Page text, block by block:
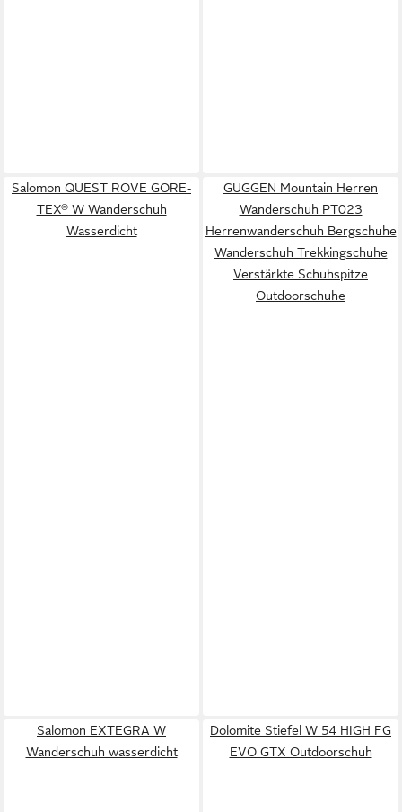
Salomon QUEST ROVE GORE-
TEX® W Wanderschuh
Wasserdicht
GUGGEN Mountain Herren
Wanderschuh PT023
Herrenwanderschuh Bergschuhe
Wanderschuh Trekkingschuhe
Verstärkte Schuhspitze
Outdoorschuhe
Salomon EXTEGRA W
Wanderschuh wasserdicht
Dolomite Stiefel W 54 HIGH FG
EVO GTX Outdoorschuh